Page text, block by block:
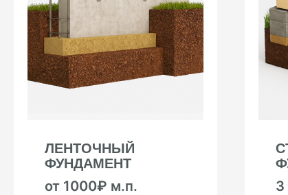
ЛЕНТОЧНЫЙ
ФУНДАМЕНТ
от 1000₽ м.п.